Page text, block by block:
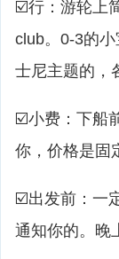
☑️行：游轮上
club。0-3的
士尼主题的，
☑️小费：下船
你，价格是固
☑️出发前：一
通知你的。晚